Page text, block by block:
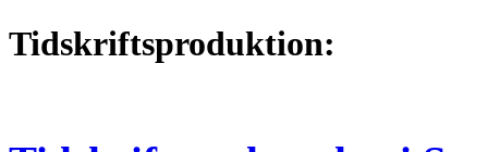
Tidskriftsproduktion: